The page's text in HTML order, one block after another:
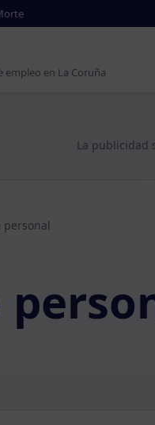
empleo en La Coruña
La publicidad
personal